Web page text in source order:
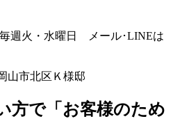
週火・水曜日
メール･LINEは
市北区Ｋ様邸
方で「お客様のため